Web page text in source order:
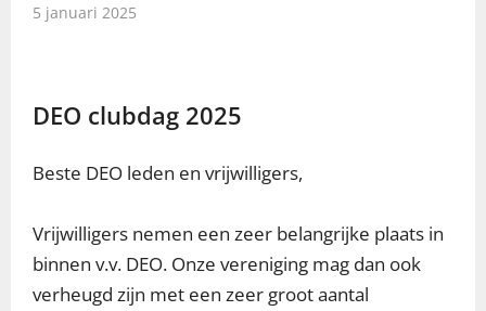
5 januari 2025
DEO clubdag 2025
Beste DEO leden en vrijwilligers,
Vrijwilligers nemen een zeer belangrijke plaats in
binnen v.v. DEO. Onze vereniging mag dan ook
verheugd zijn met een zeer groot aantal